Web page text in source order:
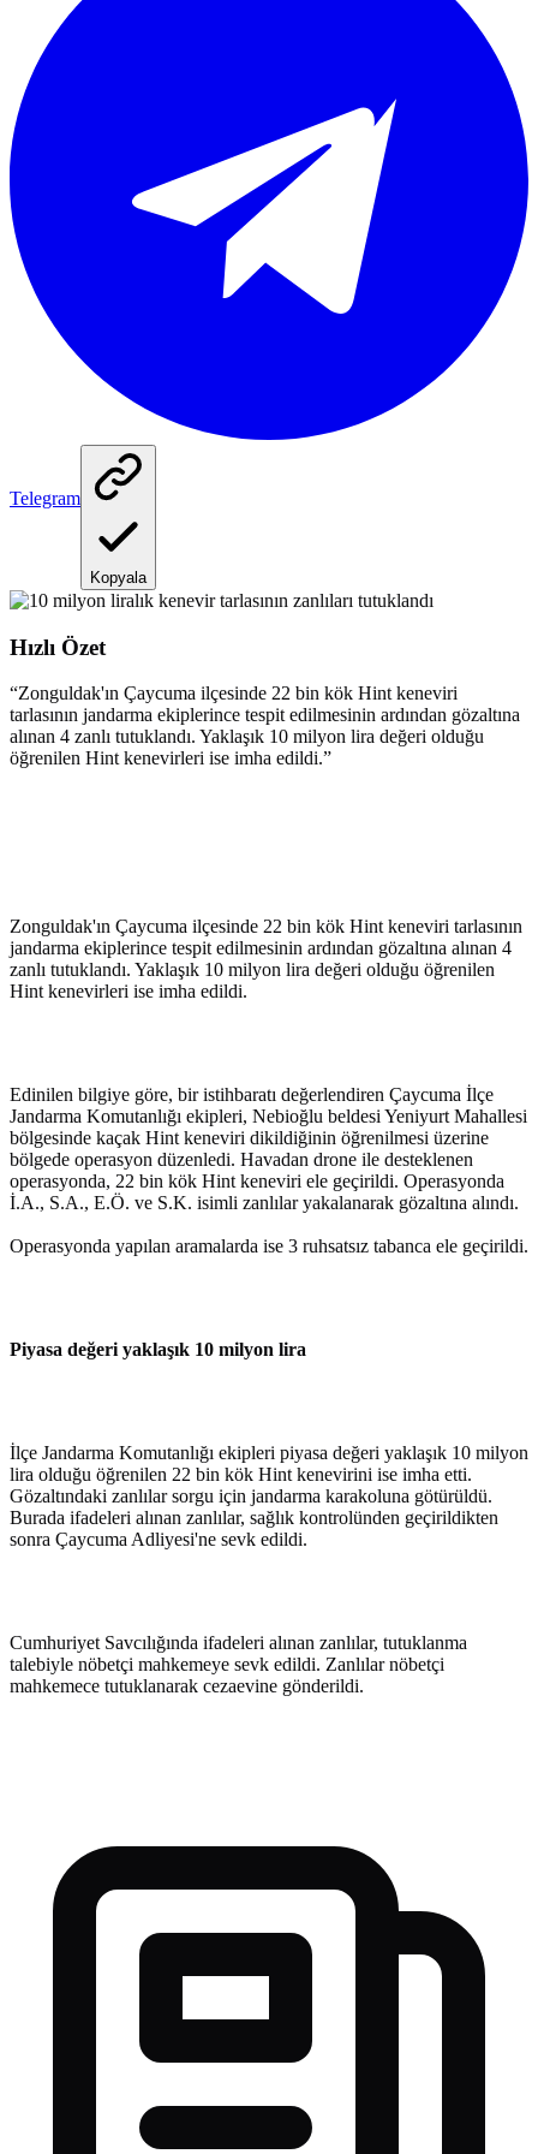
Telegram
Kopyala
Hızlı Özet
“Zonguldak'ın Çaycuma ilçesinde 22 bin kök Hint keneviri
tarlasının jandarma ekiplerince tespit edilmesinin ardından gözaltına
alınan 4 zanlı tutuklandı. Yaklaşık 10 milyon lira değeri olduğu
öğrenilen Hint kenevirleri ise imha edildi.”
Zonguldak'ın Çaycuma ilçesinde 22 bin kök Hint keneviri tarlasının
jandarma ekiplerince tespit edilmesinin ardından gözaltına alınan 4
zanlı tutuklandı. Yaklaşık 10 milyon lira değeri olduğu öğrenilen
Hint kenevirleri ise imha edildi.
Edinilen bilgiye göre, bir istihbaratı değerlendiren Çaycuma İlçe
Jandarma Komutanlığı ekipleri, Nebioğlu beldesi Yeniyurt Mahallesi
bölgesinde kaçak Hint keneviri dikildiğinin öğrenilmesi üzerine
bölgede operasyon düzenledi. Havadan drone ile desteklenen
operasyonda, 22 bin kök Hint keneviri ele geçirildi. Operasyonda
İ.A., S.A., E.Ö. ve S.K. isimli zanlılar yakalanarak gözaltına alındı.
Operasyonda yapılan aramalarda ise 3 ruhsatsız tabanca ele geçirildi.
Piyasa değeri yaklaşık 10 milyon lira
İlçe Jandarma Komutanlığı ekipleri piyasa değeri yaklaşık 10 milyon
lira olduğu öğrenilen 22 bin kök Hint kenevirini ise imha etti.
Gözaltındaki zanlılar sorgu için jandarma karakoluna götürüldü.
Burada ifadeleri alınan zanlılar, sağlık kontrolünden geçirildikten
sonra Çaycuma Adliyesi'ne sevk edildi.
Cumhuriyet Savcılığında ifadeleri alınan zanlılar, tutuklanma
talebiyle nöbetçi mahkemeye sevk edildi. Zanlılar nöbetçi
mahkemece tutuklanarak cezaevine gönderildi.